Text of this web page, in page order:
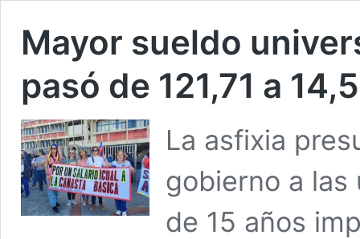
Mayor sueldo
pasó de 121,71 a
La asfixia
gobierno a las
de 15 años